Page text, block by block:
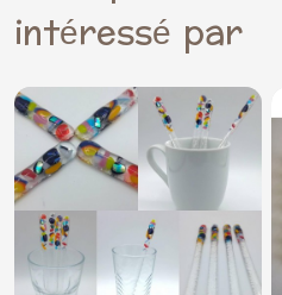
intéressé par